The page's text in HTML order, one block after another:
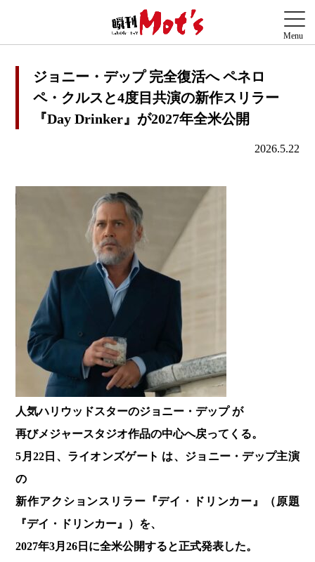
ジョニー・デップ 完全復活へ ペネロ
ペ・クルスと4度目共演の新作スリラー
『Day Drinker』が2027年全米公開
2026.5.22
人気ハリウッドスターのジョニー・デップ が
再びメジャースタジオ作品の中心へ戻ってくる。
5月22日、ライオンズゲート は、ジョニー・デップ主演
の
新作アクションスリラー『デイ・ドリンカー』（原題
『デイ・ドリンカー』）を、
2027年3月26日に全米公開すると正式発表した。